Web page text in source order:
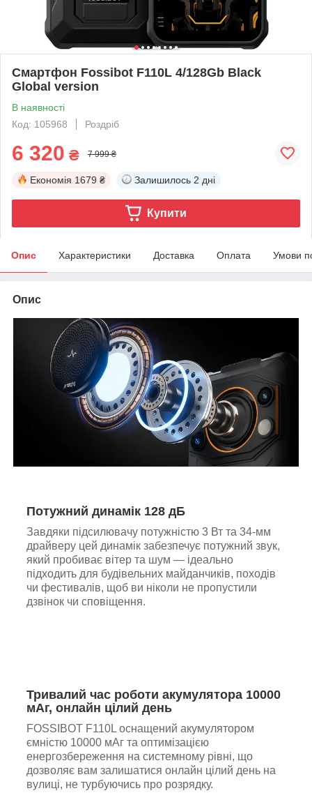
Смартфон Fossibot F110L 4/128Gb Black
Global version
В наявності
Код: 105968
Роздріб
6 320 ₴ 7 999 ₴
Економія 1679 ₴ Залишилось 2 дні
Купити
Опис Характеристики Доставка Оплата Умови
Опис
Потужний динамік 128 дБ
Завдяки підсилювачу потужністю 3 Вт та 34-мм
драйверу цей динамік забезпечує потужний звук,
який пробиває вітер та шум — ідеально
підходить для будівельних майданчиків, походів
чи фестивалів, щоб ви ніколи не пропустили
дзвінок чи сповіщення.
Тривалий час роботи акумулятора 10000
мАг, онлайн цілий день
FOSSIBOT F110L оснащений акумулятором
ємністю 10000 мАг та оптимізацією
енергозбереження на системному рівні, що
дозволяє вам залишатися онлайн цілий день на
вулиці, не турбуючись про розрядку.